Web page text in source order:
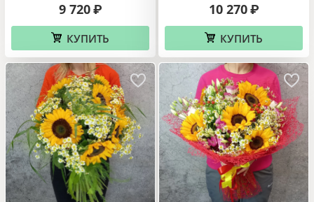
9 720 ₽
КУПИТЬ
10 270 ₽
КУПИТЬ